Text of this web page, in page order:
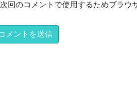
次回のコメントで使用するためブラウ